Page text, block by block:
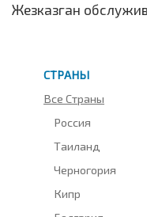
Жезказган
СТРАНЫ
Все Страны
Россия
Таиланд
Черногория
Кипр